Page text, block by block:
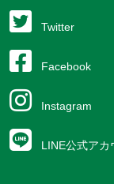
Twitter
Facebook
Instagram
LINE公式アカ